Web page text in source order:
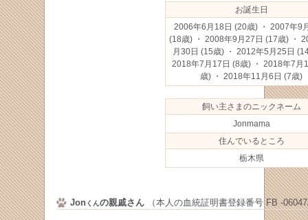
お誕生日
2006年6月18日 (20歳) ・ 2007年9
(18歳) ・ 2008年9月27日 (17歳) ・
月30日 (15歳) ・ 2012年5月25日
2018年7月17日 (8歳) ・ 2018年7月
歳) ・ 2018年11月6日 (7歳)
飼い主さまのニックネーム
Jonmama
住んでいるところ
栃木県
Jonくんの親戚さん（本人の血統証明書登録番号 FB -